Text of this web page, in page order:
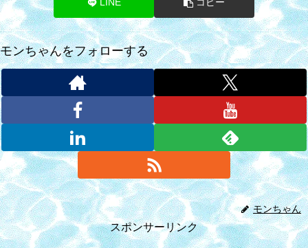
LINE コピー
モンちゃんをフォローする
モンちゃん
スポンサーリンク